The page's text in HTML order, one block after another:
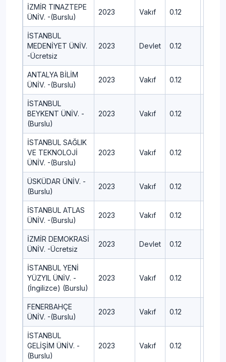
İZMİR TINAZTEPE
ÜNİV. -(Burslu)
2023 Vakıf 0.12
İSTANBUL
MEDENİYET ÜNİV.
-Ücretsiz
2023 Devlet 0.12
ANTALYA BİLİM
ÜNİV. -(Burslu)
2023 Vakıf 0.12
İSTANBUL
BEYKENT ÜNİV. -
(Burslu)
2023 Vakıf 0.12
İSTANBUL SAĞLIK
VE TEKNOLOJİ
ÜNİV. -(Burslu)
2023 Vakıf 0.12
ÜSKÜDAR ÜNİV. -
(Burslu)
2023 Vakıf 0.12
İSTANBUL ATLAS
ÜNİV. -(Burslu)
2023 Vakıf 0.12
İZMİR DEMOKRASİ
ÜNİV. -Ücretsiz
2023 Devlet 0.12
İSTANBUL YENİ
YÜZYIL ÜNİV. -
(İngilizce) (Burslu)
2023 Vakıf 0.12
FENERBAHÇE
ÜNİV. -(Burslu)
2023 Vakıf 0.12
İSTANBUL
GELİŞİM ÜNİV. -
(Burslu)
2023 Vakıf 0.12